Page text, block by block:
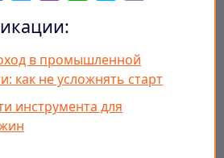
в промышленной
как не усложнять старт
инструмента для